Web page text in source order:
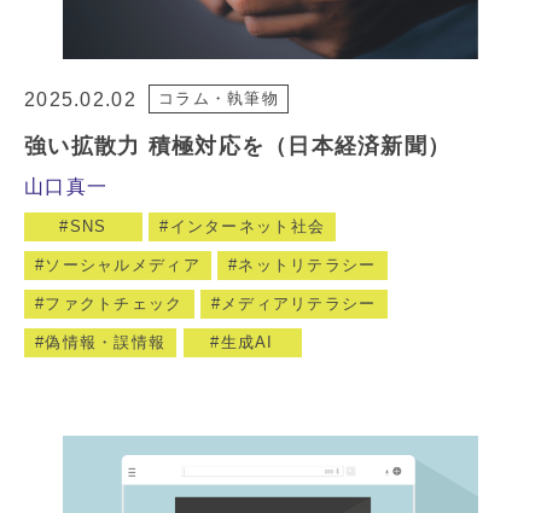
2025.02.02 コラム・執筆物
強い拡散力 積極対応を（日本経済新聞）
山口真一
SNS インターネット社会
ソーシャルメディア ネットリテラシー
ファクトチェック メディアリテラシー
偽情報・誤情報 生成AI